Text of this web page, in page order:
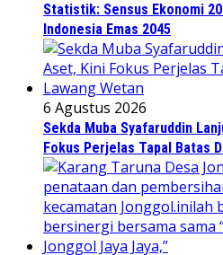
Statistik: Sensus Ekonomi
Indonesia Emas 2045
6 Agustus 2026
Sekda Muba Syafaruddin
Fokus Perjelas Tapal Batas